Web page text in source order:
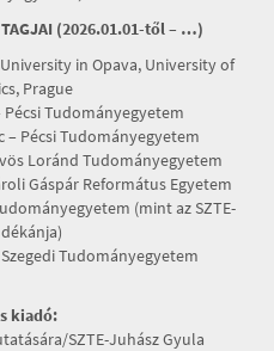
TAGJAI (2026.01.01-től – …)
in Opava, University of
Prague
Tudományegyetem
– Pécsi Tudományegyetem
Loránd Tudományegyetem
Gáspár Református Egyetem
(mint az SZTE-
Tudományegyetem
kiadó:
SZTE-Juhász Gyula